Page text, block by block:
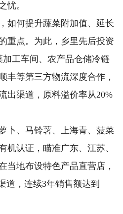
忧。
何提升蔬菜附加值、延长
重点。为此，乡里先后投资
工车间、农产品仓储冷链
丰等第三方物流深度合作，
出渠道，原料溢价率从20%
、马铃薯、上海青、菠菜
机认证，瞄准广东、江苏、
当地布设特色产品直营店，
道，连续3年销售额达到